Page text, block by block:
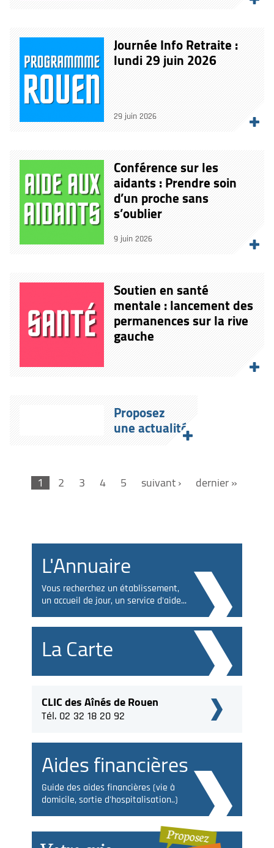
Journée Info Retraite :
lundi 29 juin 2026
29 juin 2026
Conférence sur les
aidants : Prendre soin
d’un proche sans
s’oublier
9 juin 2026
Soutien en santé
mentale : lancement des
permanences sur la rive
gauche
Proposez
une actualité
1 2 3 4 5 suivant › dernier »
L'Annuaire
Vous recherchez un établissement,
un accueil de jour, un service d'aide...
La Carte
CLIC des Aînés de Rouen
Tél. 02 32 18 20 92
Aides financières
Guide des aides financières (vie à
domicile, sortie d'hospitalisation..)